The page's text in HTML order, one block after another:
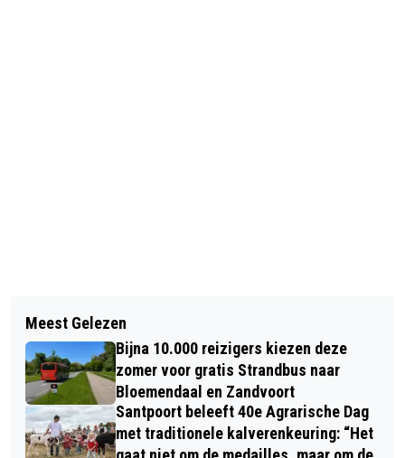
COMPLETE LAAN VLAGT SOLIDAIR
VOOR 55-JARIG HUWELIJKSPAAR
RECENT CORONAPATIËNT ZINGT 'S
AVONDS LIVE VERZOEKJES VOOR U
OP FACEBOOK
Meest Gelezen
Bijna 10.000 reizigers kiezen deze
zomer voor gratis Strandbus naar
Bloemendaal en Zandvoort
Santpoort beleeft 40e Agrarische Dag
met traditionele kalverenkeuring: “Het